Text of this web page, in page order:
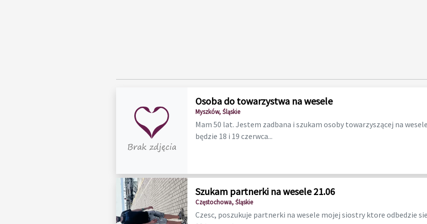
Osoba do towarzystwa na wesele
Myszków, Śląskie
Mam 50 lat. Jestem zadbana i szukam osoby towarzyszącej na
będzie 18 i 19 czerwca...
Szukam partnerki na wesele 21.06
Częstochowa, Śląskie
Czesc, poszukuje partnerki na wesele mojej siostry ktore odbedzie